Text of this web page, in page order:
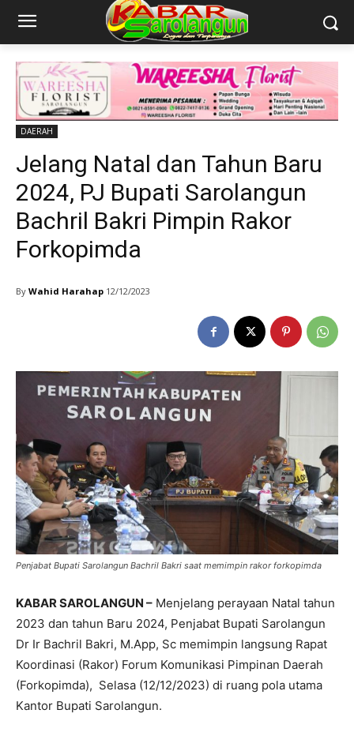
DAERAH
Jelang Natal dan Tahun Baru
2024, PJ Bupati Sarolangun
Bachril Bakri Pimpin Rakor
Forkopimda
By Wahid Harahap 12/12/2023
Penjabat Bupati Sarolangun Bachril Bakri saat memimpin rakor forkopimda
KABAR SAROLANGUN – Menjelang perayaan Natal tahun
2023 dan tahun Baru 2024, Penjabat Bupati Sarolangun
Dr Ir Bachril Bakri, M.App, Sc memimpin langsung Rapat
Koordinasi (Rakor) Forum Komunikasi Pimpinan Daerah
(Forkopimda), Selasa (12/12/2023) di ruang pola utama
Kantor Bupati Sarolangun.